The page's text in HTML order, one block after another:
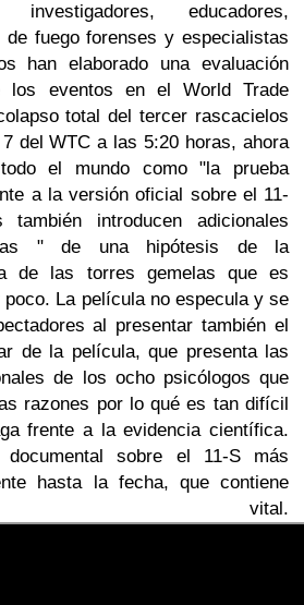
educadores,
de fuego forenses y especialistas
han elaborado una evaluación
los eventos en el World Trade
total del tercer rascacielos
del WTC a las 5:20 horas, ahora
el mundo como "la prueba
a la versión oficial sobre el 11-
también introducen adicionales
" de una hipótesis de la
de las torres gemelas que es
La película no especula y se
al presentar también el
de la película, que presenta las
de los ocho psicólogos que
razones por lo qué es tan difícil
frente a la evidencia científica.
sobre el 11-S más
hasta la fecha, que contiene
vital.